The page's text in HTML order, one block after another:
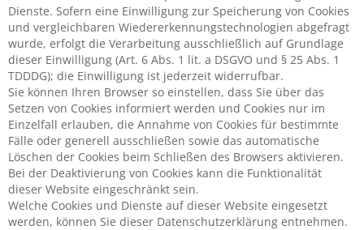
Dienste. Sofern eine Einwilligung zur Speicherung von Cookies
und vergleichbaren Wiedererkennungstechnologien abgefragt
wurde, erfolgt die Verarbeitung ausschließlich auf Grundlage
dieser Einwilligung (Art. 6 Abs. 1 lit. a DSGVO und § 25 Abs. 1
TDDDG); die Einwilligung ist jederzeit widerrufbar.
Sie können Ihren Browser so einstellen, dass Sie über das
Setzen von Cookies informiert werden und Cookies nur im
Einzelfall erlauben, die Annahme von Cookies für bestimmte
Fälle oder generell ausschließen sowie das automatische
Löschen der Cookies beim Schließen des Browsers aktivieren.
Bei der Deaktivierung von Cookies kann die Funktionalität
dieser Website eingeschränkt sein.
Welche Cookies und Dienste auf dieser Website eingesetzt
werden, können Sie dieser Datenschutzerklärung entnehmen.